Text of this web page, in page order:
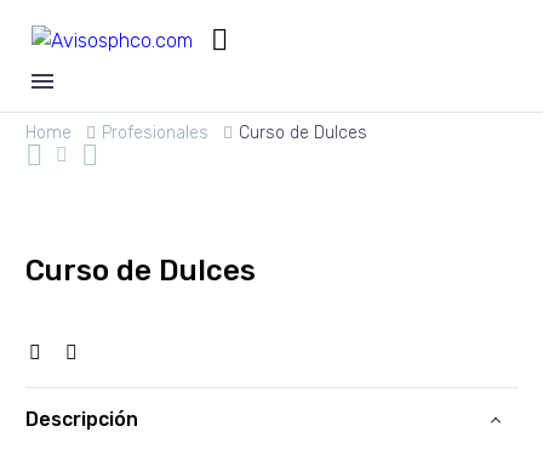
Home Profesionales Curso de Dulces
Curso de Dulces
Descripción